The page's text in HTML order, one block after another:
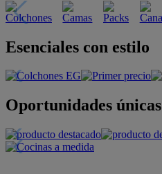
Esenciales con estilo
Oportunidades únicas